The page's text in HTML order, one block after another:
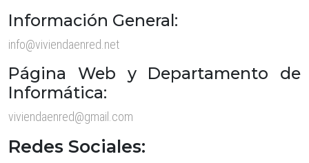
Información General:
info@viviendaenred.net
Página Web y Departamento de
Informática:
viviendaenred@gmail.com
Redes Sociales: